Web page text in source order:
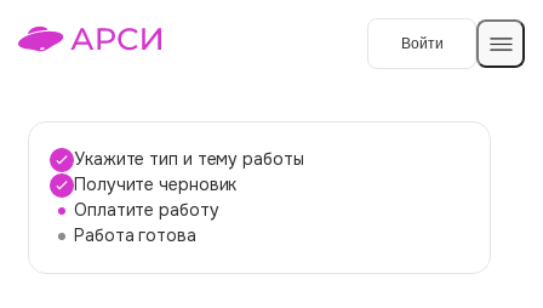
Войти
Темы работ
О сервисе
Укажите тип и тему работы
Получите черновик
Оплатите работу
Работа готова